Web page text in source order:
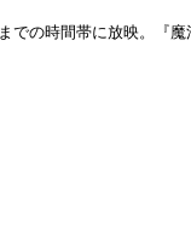
での時間帯に放映。『